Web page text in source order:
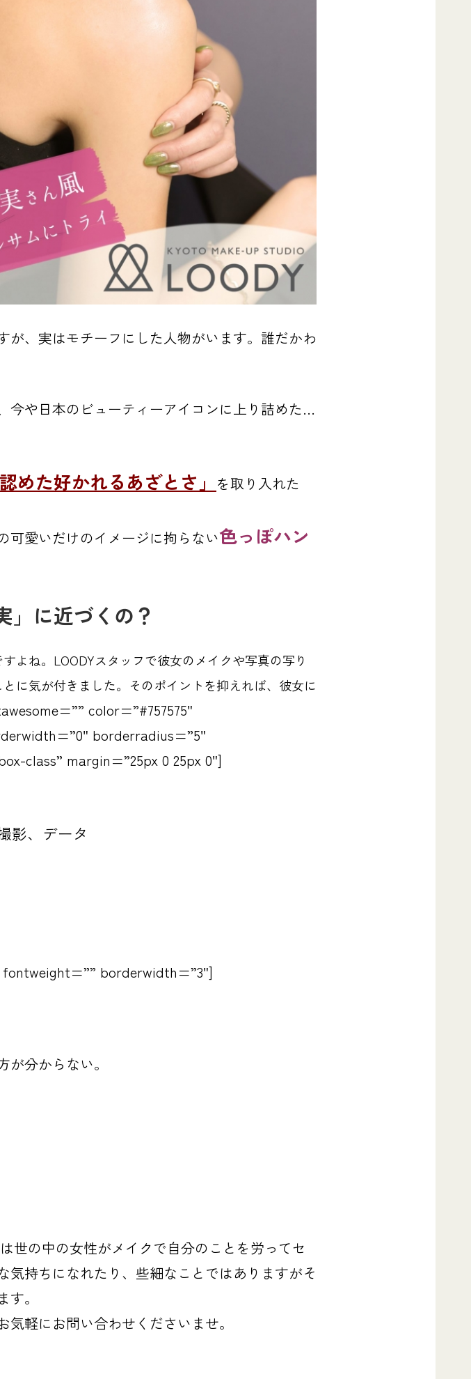
が、実はモチーフにした人物がいます。誰だかわ
今や日本のビューティーアイコンに上り詰めた…
めた好かれるあざとさ」 を取り入れた
可愛いだけのイメージに拘らない色っぽハン
」に近づくの？
よね。LOODYスタッフで彼女のメイクや写真の写り
に気が付きました。 そのポイントを抑えれば、彼女に
color=”#757575″
borderradius=”5″
class” margin=”25px 0 25px 0″]
影、データ
borderwidth=”3″]
分からない。
世の中の女性がメイクで自分のことを労ってセ
持ちになれたり、些細なことではありますがそ
。
軽にお問い合わせくださいませ。